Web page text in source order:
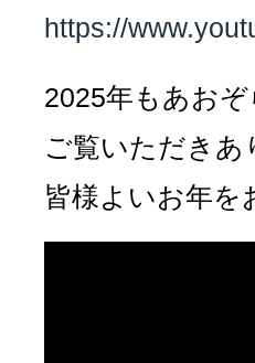
https://
2025年もあお
ご覧いただき
皆様よいお年を